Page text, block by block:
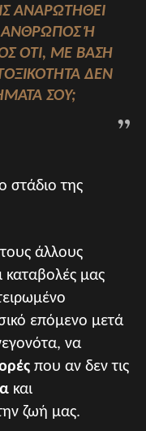
ΑΝΑΡΩΤΗΘΕΊ
ΆΝΘΡΩΠΟΣ Ή Ε
ΌΤΙ, ΜΕ ΒΆΣΗ Ό
ΔΕΝ Ε
ΣΟΥ;
στάδιο της
άλλους
καταβολές μας
επόμενο μετά
να
που αν δεν τις
και
ζωή μας.